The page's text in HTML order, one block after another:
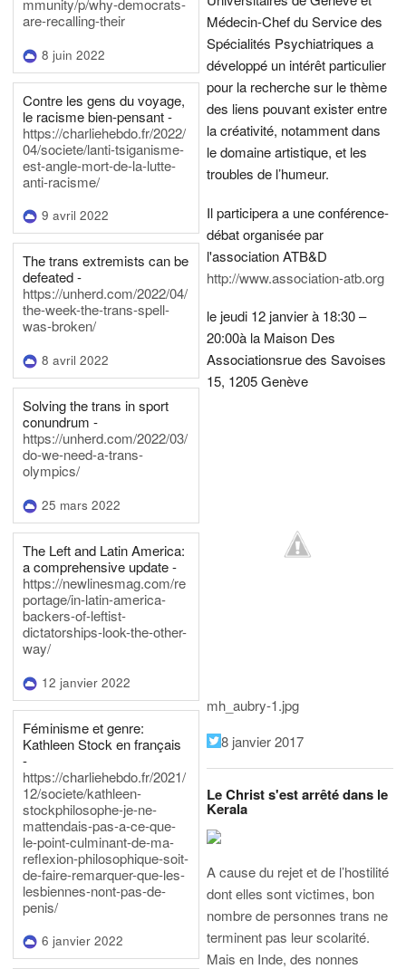
mmunity/p/why-democrats-
are-recalling-their
8 juin 2022
Contre les gens du voyage,
le racisme bien-pensant -
https://charliehebdo.fr/2022/
04/societe/lanti-tsiganisme-
est-angle-mort-de-la-lutte-
anti-racisme/
9 avril 2022
The trans extremists can be
defeated -
https://unherd.com/2022/04/
the-week-the-trans-spell-
was-broken/
8 avril 2022
Solving the trans in sport
conundrum -
https://unherd.com/2022/03/
do-we-need-a-trans-
olympics/
25 mars 2022
The Left and Latin America:
a comprehensive update -
https://newlinesmag.com/re
portage/in-latin-america-
backers-of-leftist-
dictatorships-look-the-other-
way/
12 janvier 2022
Féminisme et genre:
Kathleen Stock en français
-
https://charliehebdo.fr/2021/
12/societe/kathleen-
stockphilosophe-je-ne-
mattendais-pas-a-ce-que-
le-point-culminant-de-ma-
reflexion-philosophique-soit-
de-faire-remarquer-que-les-
lesbiennes-nont-pas-de-
penis/
6 janvier 2022
Médecin-Chef du Service des
Spécialités Psychiatriques a
développé un intérêt particulier
pour la recherche sur le thème
des liens pouvant exister entre
la créativité, notamment dans
le domaine artistique, et les
troubles de l’humeur.
Il participera a une conférence-
débat organisée par
l'association ATB&D
http://www.association-atb.org
le jeudi 12 janvier à 18:30 –
20:00à la Maison Des
Associationsrue des Savoises
15, 1205 Genève
mh_aubry-1.jpg
8 janvier 2017
Le Christ s'est arrêté dans le
Kerala
A cause du rejet et de l’hostilité
dont elles sont victimes, bon
nombre de personnes trans ne
terminent pas leur scolarité.
Mais en Inde, des nonnes